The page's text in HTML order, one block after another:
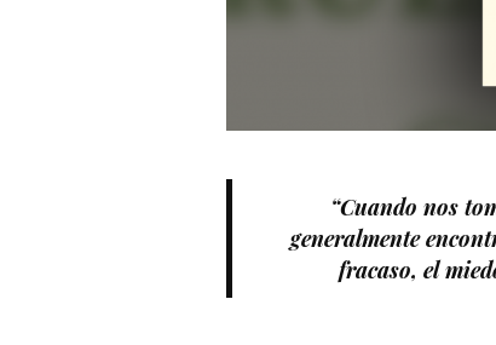
“Cuando nos
generalmente
fracaso, el